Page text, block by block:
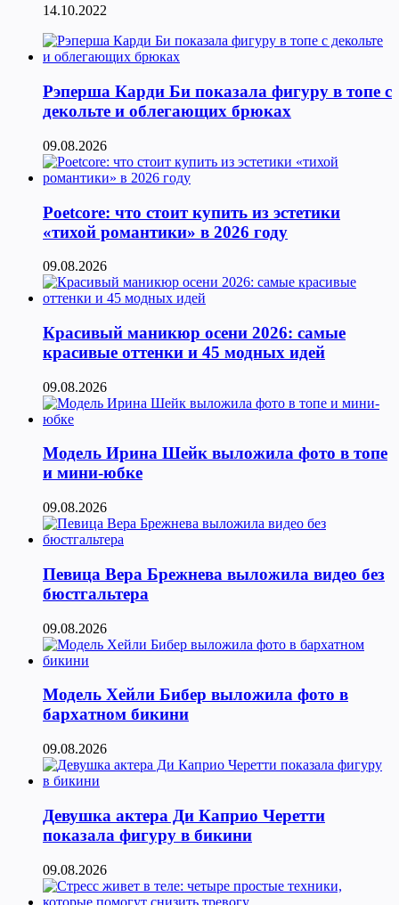
14.10.2022
Рэперша Карди Би показала фигуру в топе с
декольте и облегающих брюках
09.08.2026
Poetcore: что стоит купить из эстетики
«тихой романтики» в 2026 году
09.08.2026
Красивый маникюр осени 2026: самые
красивые оттенки и 45 модных идей
09.08.2026
Модель Ирина Шейк выложила фото в топе
и мини-юбке
09.08.2026
Певица Вера Брежнева выложила видео без
бюстгальтера
09.08.2026
Модель Хейли Бибер выложила фото в
бархатном бикини
09.08.2026
Девушка актера Ди Каприо Черетти
показала фигуру в бикини
09.08.2026